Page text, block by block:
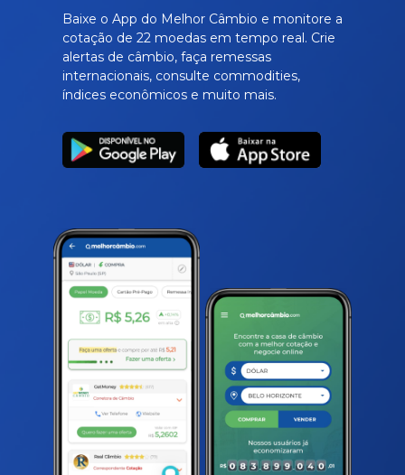
Baixe o App do Melhor Câmbio e monitore a
cotação de 22 moedas em tempo real. Crie
alertas de câmbio, faça remessas
internacionais, consulte commodities,
índices econômicos e muito mais.